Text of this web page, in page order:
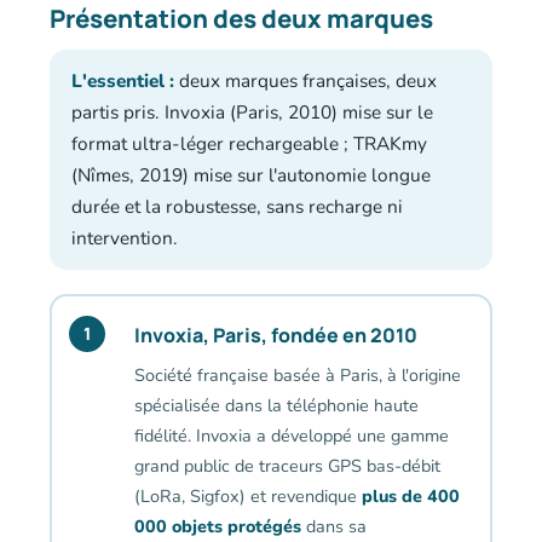
Présentation des deux marques
L'essentiel :deux marques françaises, deux
partis pris. Invoxia (Paris, 2010) mise sur le
format ultra-léger rechargeable ; TRAKmy
(Nîmes, 2019) mise sur l'autonomie longue
durée et la robustesse, sans recharge ni
intervention.
1 Invoxia, Paris, fondée en 2010
Société française basée à Paris, à l'origine
spécialisée dans la téléphonie haute
fidélité. Invoxia a développé une gamme
grand public de traceurs GPS bas-débit
(LoRa, Sigfox) et revendique plus de 400
000 objets protégésdans sa